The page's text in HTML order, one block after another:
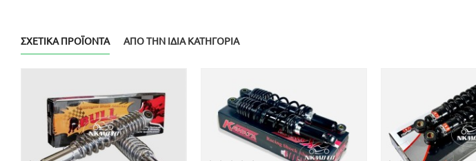
ΣΧΕΤΙΚΆ ΠΡΟΪΌΝΤΑ ΑΠΌ ΤΗΝ ΊΔΙΑ ΚΑΤΗΓΟΡΊΑ